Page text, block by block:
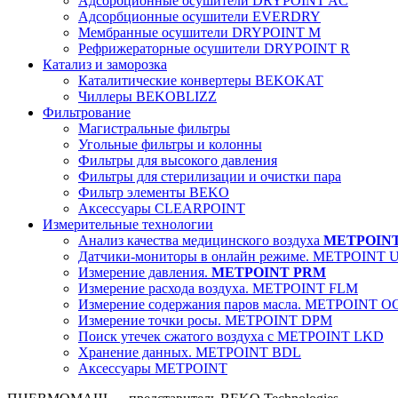
Адсорбционные осушители EVERDRY
Мембранные осушители DRYPOINT M
Рефрижераторные осушители DRYPOINT R
Катализ и заморозка
Каталитические конвертеры BEKOKAT
Чиллеры BEKOBLIZZ
Фильтрование
Магистральные фильтры
Угольные фильтры и колонны
Фильтры для высокого давления
Фильтры для стерилизации и очистки пара
Фильтр элементы BEKO
Аксессуары CLEARPOINT
Измерительные технологии
Анализ качества медицинского воздуха
Датчики-мониторы в онлайн режиме. METPOINT
Измерение давления. METPOINT PRM
Измерение расхода воздуха. METPOINT FLM
Измерение содержания паров масла. METPOINT
Измерение точки росы. METPOINT DPM
Поиск утечек сжатого воздуха с METPOINT LKD
Хранение данных. METPOINT BDL
Аксессуары METPOINT